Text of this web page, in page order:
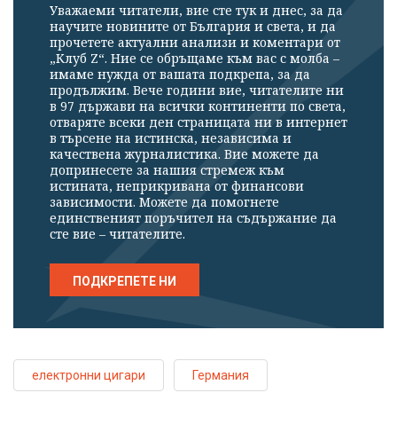
Уважаеми читатели, вие сте тук и днес, за да
научите новините от България и света, и да
прочетете актуални анализи и коментари от
„Клуб Z“. Ние се обръщаме към вас с молба –
имаме нужда от вашата подкрепа, за да
продължим. Вече години вие, читателите ни
в 97 държави на всички континенти по света,
отваряте всеки ден страницата ни в интернет
в търсене на истинска, независима и
качествена журналистика. Вие можете да
допринесете за нашия стремеж към
истината, неприкривана от финансови
зависимости. Можете да помогнете
единственият поръчител на съдържание да
сте вие – читателите.
ПОДКРЕПЕТЕ НИ
електронни цигари Германия